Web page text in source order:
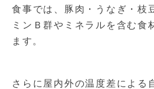
食事では、豚肉・うなぎ・枝
ミンＢ群やミネラルを含む食
ます。
さらに屋内外の温度差による